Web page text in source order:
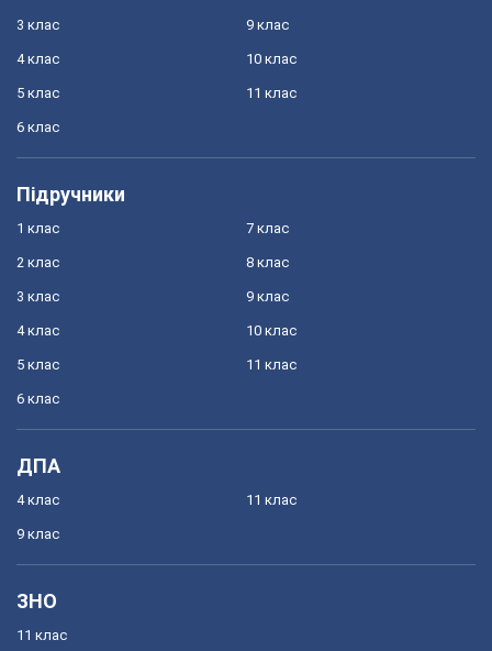
3 клас
4 клас
5 клас
6 клас
9 клас
10 клас
11 клас
Підручники
1 клас
2 клас
3 клас
4 клас
5 клас
6 клас
7 клас
8 клас
9 клас
10 клас
11 клас
ДПА
4 клас
9 клас
11 клас
ЗНО
11 клас